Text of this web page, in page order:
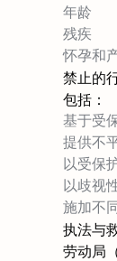
年龄
残疾
怀孕和
禁止的
包括：
基于受
提供不
以受保
以歧视
施加不
执法与
劳动局